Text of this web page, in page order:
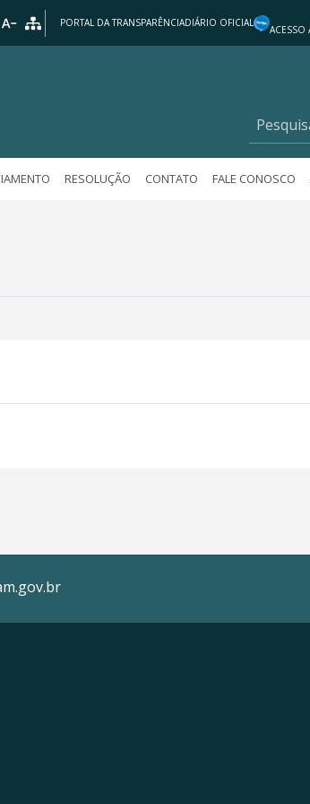
PORTAL DA TRANSPARÊNCIADIÁRIO OFICIAL
ACESSO
RESOLUÇÃO CONTATO FALE CONOSCO